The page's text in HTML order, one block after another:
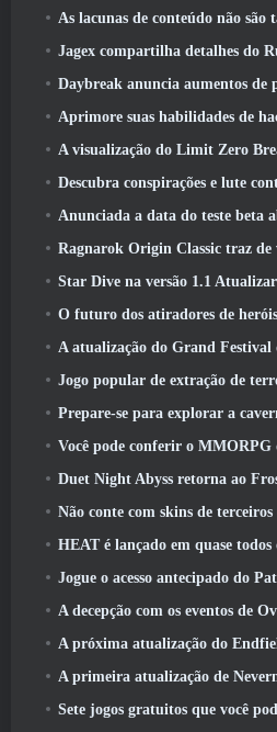
As lacunas de conteúdo não são tão
Jagex compartilha detalhes do Runefest 2026, Uma parte da
Daybreak anuncia aumentos de preços para
Aprimore suas habilidades de hacking, É hora de
A visualização do Limit Zero Breakers da NCSoft dá uma
Descubra conspirações e lute contra gatos gigantes em seu tempo de
Anunciada a data do teste beta aberto para o jogo
Ragnarok Origin Classic traz de volta uma jogabilidade
Star Dive na versão 1.1 Atualizar
O futuro dos atiradores de heróis está
A atualização do Grand Festival de Raven2 é
Jogo popular de extração de terror, Caçadores
Prepare-se para explorar a caverna infectada
Você pode conferir o MMORPG de fantasia sombria da Nexon,
Duet Night Abyss retorna ao Frost Of Icelake
Não conte com skins de
HEAT é lançado em quase todos
Jogue o acesso antecipado do Path of Exile 2
A decepção com os eventos de
A próxima atualização do Endfield irá
A primeira atualização de Neverness To
Sete jogos gratuitos que você pode ter perdido e